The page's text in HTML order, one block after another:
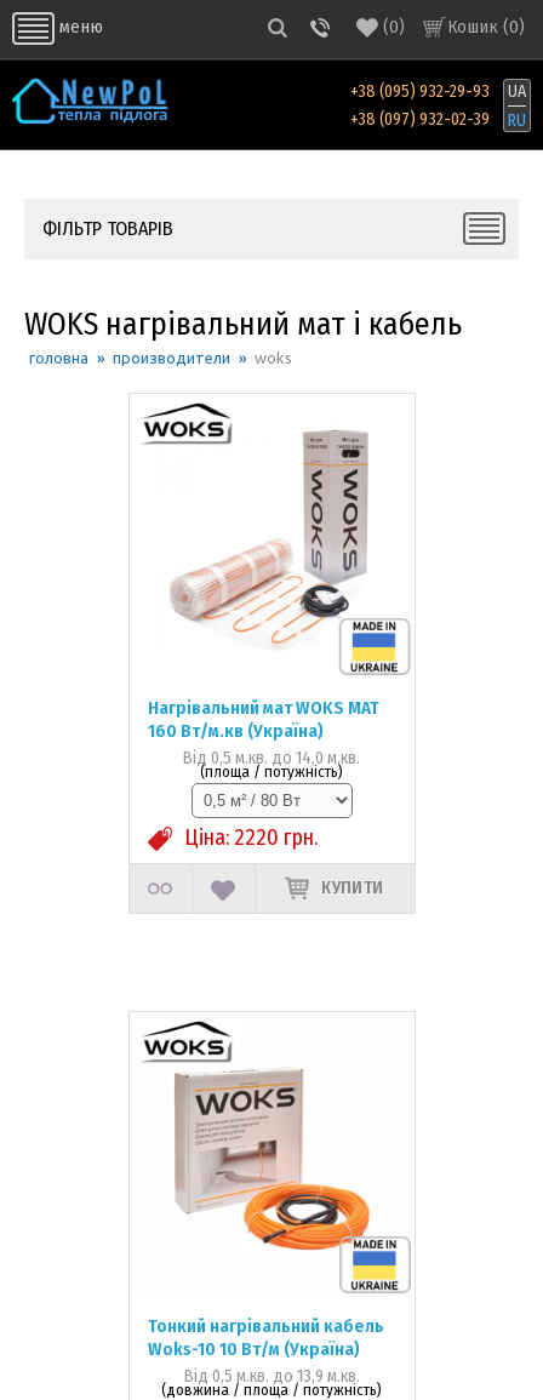
меню Кошик (0)
(0)
+38 (095) 932-29-93
+38 (097) 932-02-39
UA
RU
ФІЛЬТР ТОВАРІВ
WOKS нагрівальний мат і кабель
головна » производители » woks
Нагрівальний мат WOKS MAT
160 Вт/м.кв (Україна)
Від 0,5 м.кв. до 14,0 м.кв.
(площа / потужність)
Ціна: 2220 грн.
КУПИТИ
Тонкий нагрівальний кабель
Woks-10 10 Вт/м (Україна)
Від 0,5 м.кв. до 13,9 м.кв.
(довжина / площа / потужність)